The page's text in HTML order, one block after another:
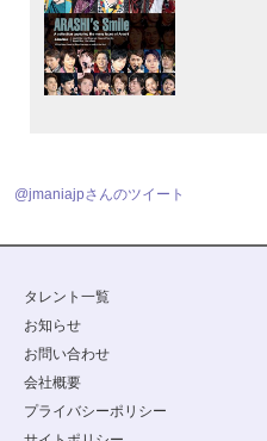
@jmaniajpさんのツイート
タレント一覧
お知らせ
お問い合わせ
会社概要
プライバシーポリシー